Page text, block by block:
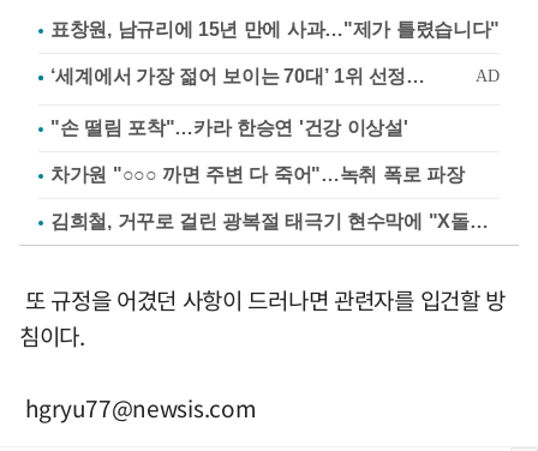
표창원, 남규리에 15년 만에 사과…"제가 틀렸습니다"
"손 떨림 포착"…카라 한승연 '건강 이상설'
차가원 "○○○ 까면 주변 다 죽어"…녹취 폭로 파장
김희철, 거꾸로 걸린 광복절 태극기 현수막에 "X돌았네"
또 규정을 어겼던 사항이 드러나면 관련자를 입건할 방
침이다.
hgryu77@newsis.com